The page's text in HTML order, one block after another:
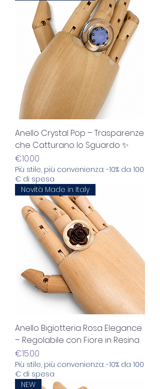
Anello Crystal Pop – Trasparenze
che Catturano lo Sguardo ✨
Price
€10.00
Più stile, più convenienza: -10% da 100
€ di spesa
Novità Made in Italy
Anello Bigiotteria Rosa Elegance
– Regolabile con Fiore in Resina
Price
€15.00
Più stile, più convenienza: -10% da 100
€ di spesa
NEW